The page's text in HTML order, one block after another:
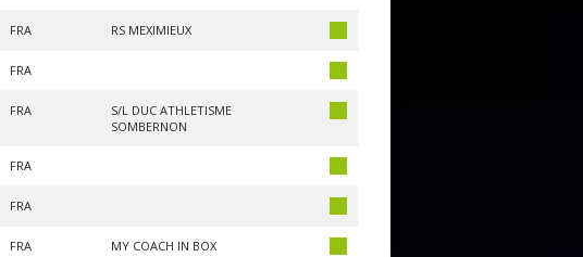
FRA RS MEXIMIEUX
FRA
FRA
S/L DUC ATHLETISME
SOMBERNON
FRA
FRA
FRA MY COACH IN BOX